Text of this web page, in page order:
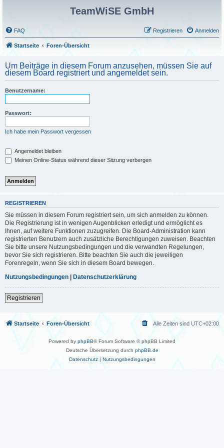
TeamWiSE GmbH
FAQ Anmelden
Registrieren
Startseite Foren-Übersicht
Um Beiträge in diesem Forum anzusehen, müssen Sie auf
diesem Board registriert und angemeldet sein.
Benutzername:
Passwort:
Ich habe mein Passwort vergessen
Angemeldet bleiben
Meinen Online-Status während dieser Sitzung verbergen
REGISTRIEREN
Sie müssen in diesem Forum registriert sein, um sich anmelden zu können.
Die Registrierung ist in wenigen Augenblicken erledigt und ermöglicht es
Ihnen, auf weitere Funktionen zuzugreifen. Die Board-Administration kann
registrierten Benutzern auch zusätzliche Berechtigungen zuweisen. Beachten
Sie bitte unsere Nutzungsbedingungen und die verwandten Regelungen,
bevor Sie sich registrieren. Bitte beachten Sie auch die jeweiligen
Forenregeln, wenn Sie sich in diesem Board bewegen.
Nutzungsbedingungen | Datenschutzerklärung
Registrieren
Startseite Foren-Übersicht Alle Zeiten sind UTC+02:00
Powered by phpBB® Forum Software © phpBB Limited
Deutsche Übersetzung durch phpBB.de
Datenschutz| Nutzungsbedingungen